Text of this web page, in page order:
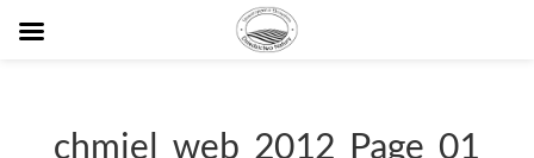
chmiel_web_2012_Page_01